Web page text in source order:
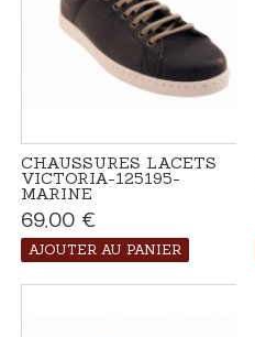
CHAUSSURES LACETS
VICTORIA-125195-
MARINE
69,00 €
AJOUTER AU PANIER